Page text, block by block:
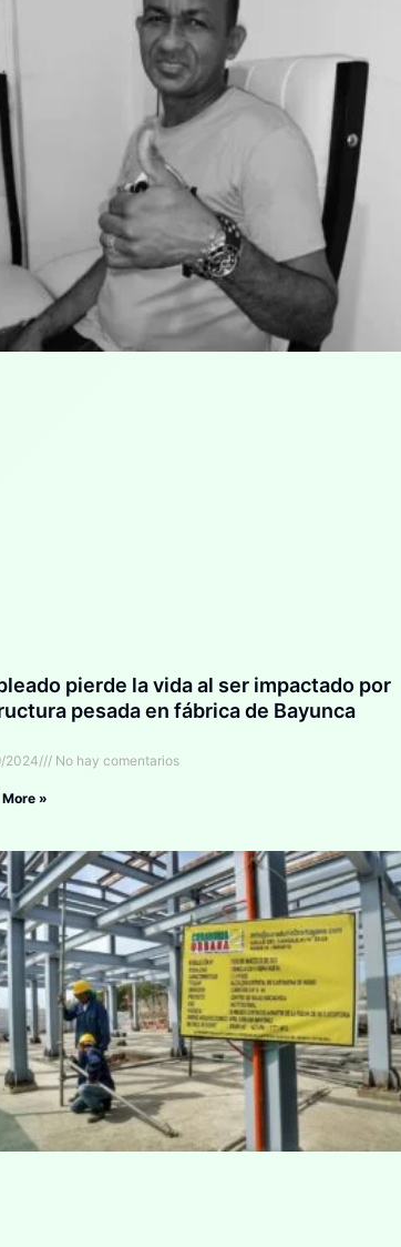
pierde la vida al ser impactado por
pesada en fábrica de Bayunca
2024 No hay comentarios
»